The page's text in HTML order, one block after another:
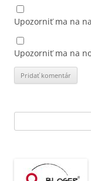
Upozorniť ma na
Upozorniť ma na